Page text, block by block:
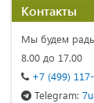
Контакты
Мы будем
8.00 до 17.00
+7 (499)
Telegram: